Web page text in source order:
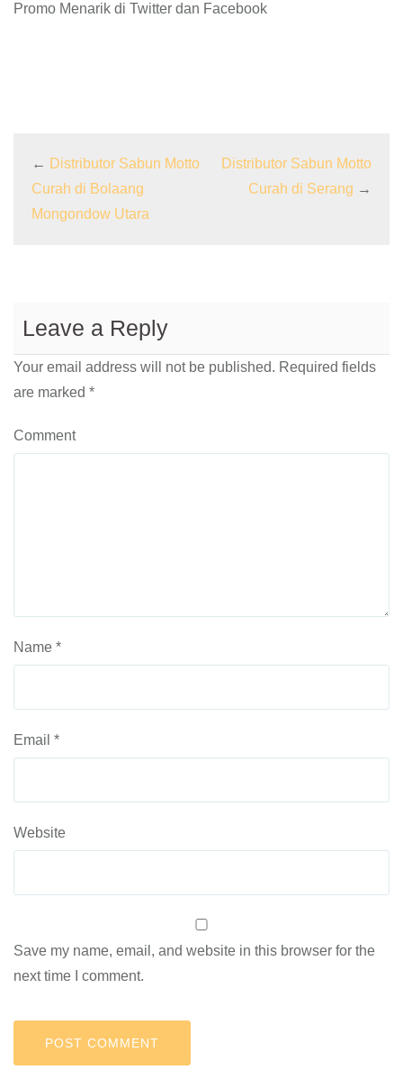
Promo Menarik di Twitter dan Facebook
← Distributor Sabun Motto
Curah di Bolaang
Mongondow Utara
Distributor Sabun Motto
Curah di Serang →
Leave a Reply
Your email address will not be published. Required fields
are marked *
Comment
Name *
Email *
Website
Save my name, email, and website in this browser for the
next time I comment.